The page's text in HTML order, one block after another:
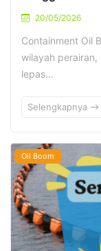
20/05/2026
Containment Oil
wilayah
lepas…
Selengkapnya
Oil Boom